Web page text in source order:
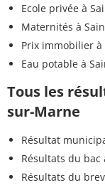
Ecole privée à
Maternités à
Prix immobilier
Eau potable à
Tous les
sur-Marne
Résultat
Résultats du
Résultats du